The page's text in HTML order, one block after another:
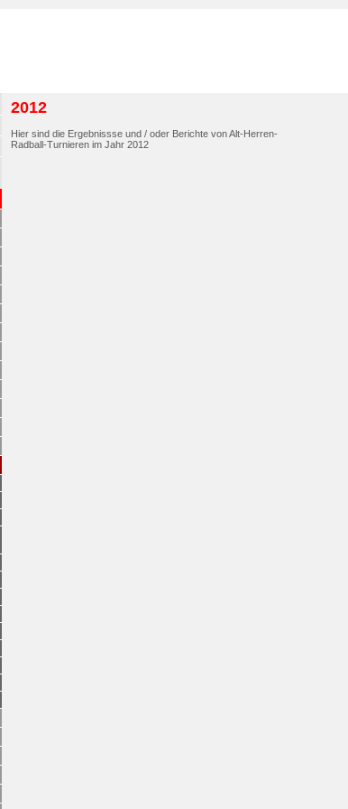
2012
Hier sind die Ergebnissse und / oder Berichte von Alt-Herren-
Radball-Turnieren im Jahr 2012